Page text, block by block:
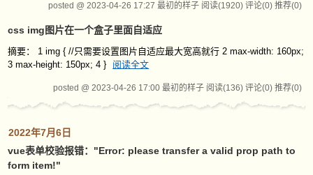
posted @ 2023-04-26 17:27 最初的样子 阅读(1920) 评论(0) 推荐(0)
css img图片在一个盒子里面自适应
摘要： 1 img { //只需要设置图片自适应最大宽高就行 2 max-width: 160px;
3 max-height: 150px; 4 }
阅读全文
posted @ 2023-04-26 17:00 最初的样子 阅读(136) 评论(0) 推荐(0)
2022年7月6日
vue表单校验报错："Error: please transfer a valid prop path to
form item!"